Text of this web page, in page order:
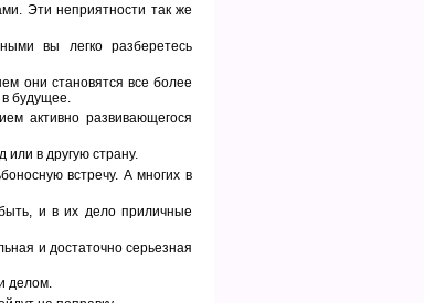
Эти неприятности так же
вы легко разберетесь
они становятся все более
будущее.
активно развивающегося
или в другую страну.
встречу. А многих в
и в их дело приличные
и достаточно серьезная
делом.